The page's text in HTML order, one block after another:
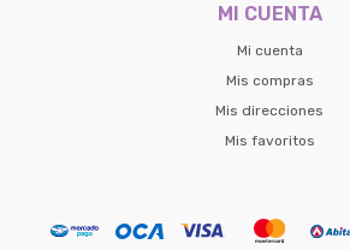
MI CUENTA
Mi cuenta
Mis compras
Mis direcciones
Mis favoritos